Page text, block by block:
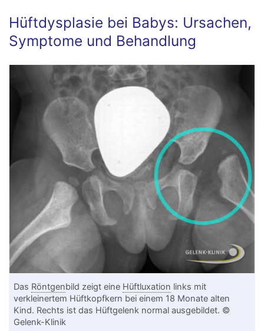
Hüftdysplasie bei Babys: Ursachen,
Symptome und Behandlung
Das Röntgenbild zeigt eine Hüftluxation links mit
verkleinertem Hüftkopfkern bei einem 18 Monate alten
Kind. Rechts ist das Hüftgelenk normal ausgebildet. ©
Gelenk-Klinik